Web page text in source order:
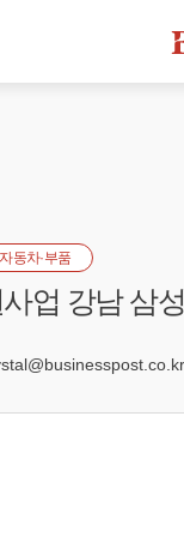
자동차·부품
업 강남 삼